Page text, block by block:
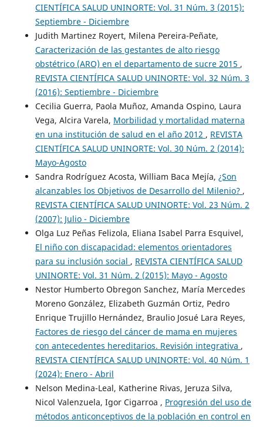
CIENTÍFICA SALUD UNINORTE: Vol. 31 Núm. 3 (2015):
Septiembre - Diciembre
Judith Martinez Royert, Milena Pereira-Peñate,
Caracterización de las gestantes de alto riesgo
obstétrico (ARO) en el departamento de sucre 2015 ,
REVISTA CIENTÍFICA SALUD UNINORTE: Vol. 32 Núm. 3
(2016): Septiembre - Diciembre
Cecilia Guerra, Paola Muñoz, Amanda Ospino, Laura
Vega, Alcira Varela, Morbilidad y mortalidad materna
en una institución de salud en el año 2012 , REVISTA
CIENTÍFICA SALUD UNINORTE: Vol. 30 Núm. 2 (2014):
Mayo-Agosto
Sandra Rodríguez Acosta, William Baca Mejía, ¿Son
alcanzables los Objetivos de Desarrollo del Milenio? ,
REVISTA CIENTÍFICA SALUD UNINORTE: Vol. 23 Núm. 2
(2007): Julio - Diciembre
Olga Luz Peñas Felizola, Eliana Isabel Parra Esquivel,
El niño con discapacidad: elementos orientadores
para su inclusión social , REVISTA CIENTÍFICA SALUD
UNINORTE: Vol. 31 Núm. 2 (2015): Mayo - Agosto
Nestor Humberto Obregon Sanchez, María Mercedes
Moreno González, Elizabeth Guzmán Ortiz, Pedro
Enrique Trujillo Hernández, Braulio Josué Lara Reyes,
Factores de riesgo del cáncer de mama en mujeres
con antecedentes hereditarios. Revisión integrativa ,
REVISTA CIENTÍFICA SALUD UNINORTE: Vol. 40 Núm. 1
(2024): Enero - Abril
Nelson Medina-Leal, Katherine Rivas, Jeruza Silva,
Nicol Valenzuela, Igor Cigarroa , Progresión del uso de
métodos anticonceptivos de la población en control en